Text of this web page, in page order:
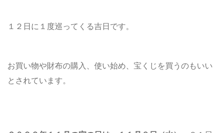
１２日に１度巡ってくる吉日です。
お買い物や財布の購入、使い始め、宝くじを買うのもいい
とされています。